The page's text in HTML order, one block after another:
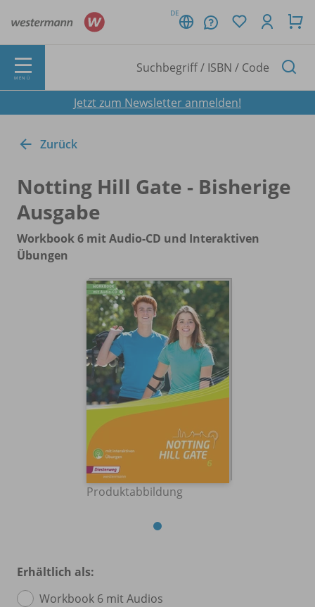
DE
MENÜ
Jetzt zum Newsletter anmelden!
Zurück
Notting Hill Gate - Bisherige
Ausgabe
Workbook 6 mit Audio-CD und Interaktiven
Übungen
Produktabbildung
Erhältlich als:
Workbook 6 mit Audios